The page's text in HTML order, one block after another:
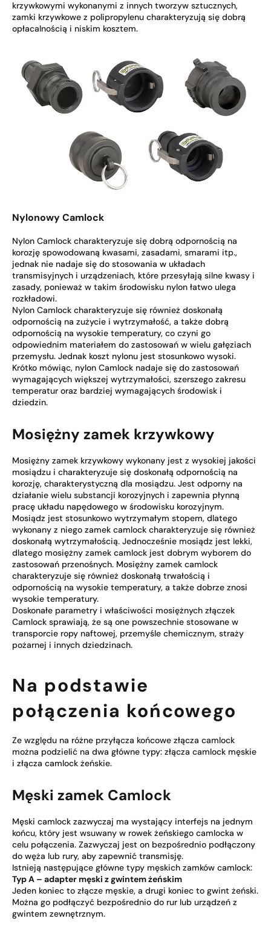
krzywkowymi wykonanymi z innych tworzyw sztucznych,
zamki krzywkowe z polipropylenu charakteryzują się dobrą
opłacalnością i niskim kosztem.
Nylonowy Camlock
Nylon Camlock charakteryzuje się dobrą odpornością na
korozję spowodowaną kwasami, zasadami, smarami itp.,
jednak nie nadaje się do stosowania w układach
transmisyjnych i urządzeniach, które przesyłają silne kwasy i
zasady, ponieważ w takim środowisku nylon łatwo ulega
rozkładowi.
Nylon Camlock charakteryzuje się również doskonałą
odpornością na zużycie i wytrzymałość, a także dobrą
odpornością na wysokie temperatury, co czyni go
odpowiednim materiałem do zastosowań w wielu gałęziach
przemysłu. Jednak koszt nylonu jest stosunkowo wysoki.
Krótko mówiąc, nylon Camlock nadaje się do zastosowań
wymagających większej wytrzymałości, szerszego zakresu
temperatur oraz bardziej wymagających środowisk i
dziedzin.
Mosiężny zamek krzywkowy
Mosiężny zamek krzywkowy wykonany jest z wysokiej jakości
mosiądzu i charakteryzuje się doskonałą odpornością na
korozję, charakterystyczną dla mosiądzu. Jest odporny na
działanie wielu substancji korozyjnych i zapewnia płynną
pracę układu napędowego w środowisku korozyjnym.
Mosiądz jest stosunkowo wytrzymałym stopem, dlatego
wykonany z niego zamek camlock charakteryzuje się również
doskonałą wytrzymałością. Jednocześnie mosiądz jest lekki,
dlatego mosiężny zamek camlock jest dobrym wyborem do
zastosowań przenośnych. Mosiężny zamek camlock
charakteryzuje się również doskonałą trwałością i
odpornością na wysokie temperatury, a także dobrze znosi
wysokie temperatury.
Doskonałe parametry i właściwości mosiężnych złączek
Camlock sprawiają, że są one powszechnie stosowane w
transporcie ropy naftowej, przemyśle chemicznym, straży
pożarnej i innych dziedzinach.
Na podstawie
połączenia końcowego
Ze względu na różne przyłącza końcowe złącza camlock
można podzielić na dwa główne typy: złącza camlock męskie
i złącza camlock żeńskie.
Męski zamek Camlock
Męski camlock zazwyczaj ma wystający interfejs na jednym
końcu, który jest wsuwany w rowek żeńskiego camlocka w
celu połączenia. Zazwyczaj jest on bezpośrednio podłączony
do węża lub rury, aby zapewnić transmisję.
Istnieją następujące główne typy męskich zamków camlock:
Typ A – adapter męski z gwintem żeńskim
Jeden koniec to złącze męskie, a drugi koniec to gwint żeński.
Można go podłączyć bezpośrednio do rur lub urządzeń z
gwintem zewnętrznym.